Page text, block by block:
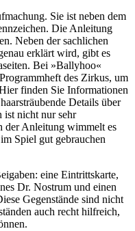
Sie ist neben dem
Die Anleitung
Neben der sachlichen
erklärt wird, gibt es
Bei »Ballyhoo«
des Zirkus, um
finden Sie Informationen
Details über
ist nicht nur sehr
der Anleitung wimmelt es
Spiel gut gebrauchen
eine Eintrittskarte,
Dr. Nostrum und einen
Gegenstände sind nicht
auch recht hilfreich,